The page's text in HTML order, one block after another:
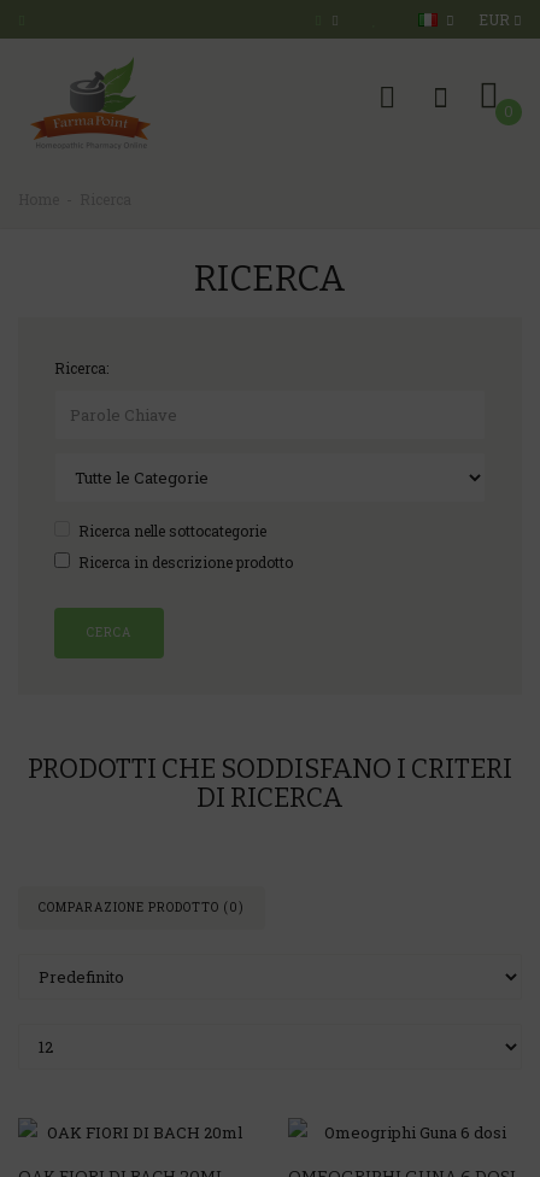
EUR
0
RICERCA
Ricerca:
Ricerca nelle sottocategorie
Ricerca in descrizione prodotto
PRODOTTI CHE SODDISFANO I CRITERI
DI RICERCA
COMPARAZIONE PRODOTTO (0)